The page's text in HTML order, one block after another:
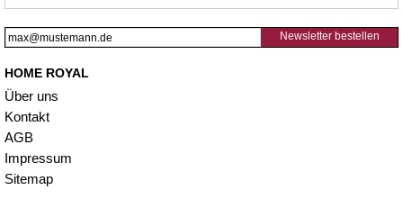
Newsletter bestellen
HOME ROYAL
Über uns
Kontakt
AGB
Impressum
Sitemap